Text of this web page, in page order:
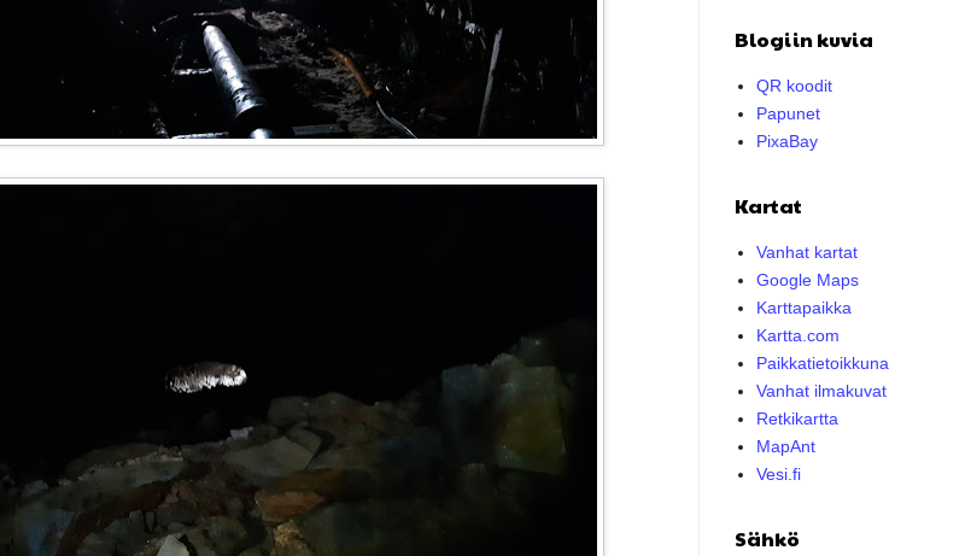
Blogiin kuvia
QR koodit
Papunet
PixaBay
Kartat
Vanhat kartat
Google Maps
Karttapaikka
Kartta.com
Paikkatietoikkuna
Vanhat ilmakuvat
Retkikartta
MapAnt
Vesi.fi
Sähkö